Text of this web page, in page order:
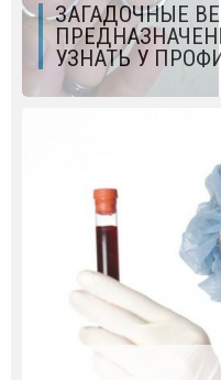
ЗАГАДОЧНЫЕ
УЗНАТЬ У